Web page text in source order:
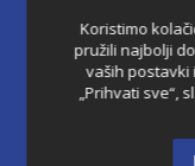
Košarica
Pravila
Uvjeti
Raskid
Koristimo
pružili najbolji
vaših postavki
„Prihvati sve“,